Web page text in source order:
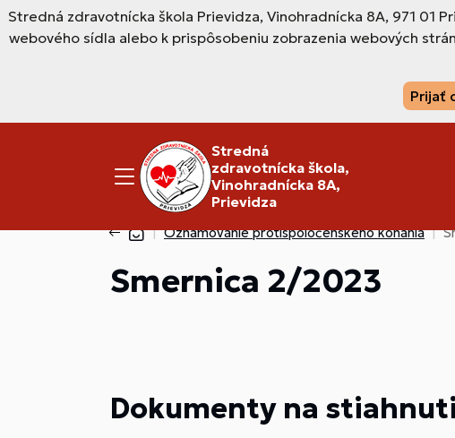
Stredná zdravotnícka škola Prievidza, Vinohradnícka 8A, 971
webového sídla alebo k prispôsobeniu zobrazenia webových
Prijať
Stredná
zdravotnícka škola,
Vinohradnícka 8A,
Prievidza
Oznamovanie protispoločenského konania
Smernica 2/2023
Dokumenty na